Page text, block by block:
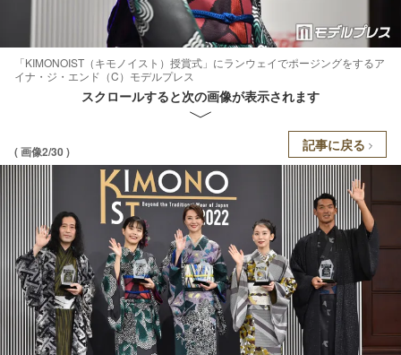
「KIMONOIST（キモノイスト）授賞式」にランウェイでポージングをするア
イナ・ジ・エンド（C）モデルプレス
スクロールすると次の画像が表示されます
( 画像2/30 ) 記事に戻る